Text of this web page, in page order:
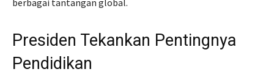
berbagai tantangan global.
Presiden Tekankan Pentingnya
Pendidikan